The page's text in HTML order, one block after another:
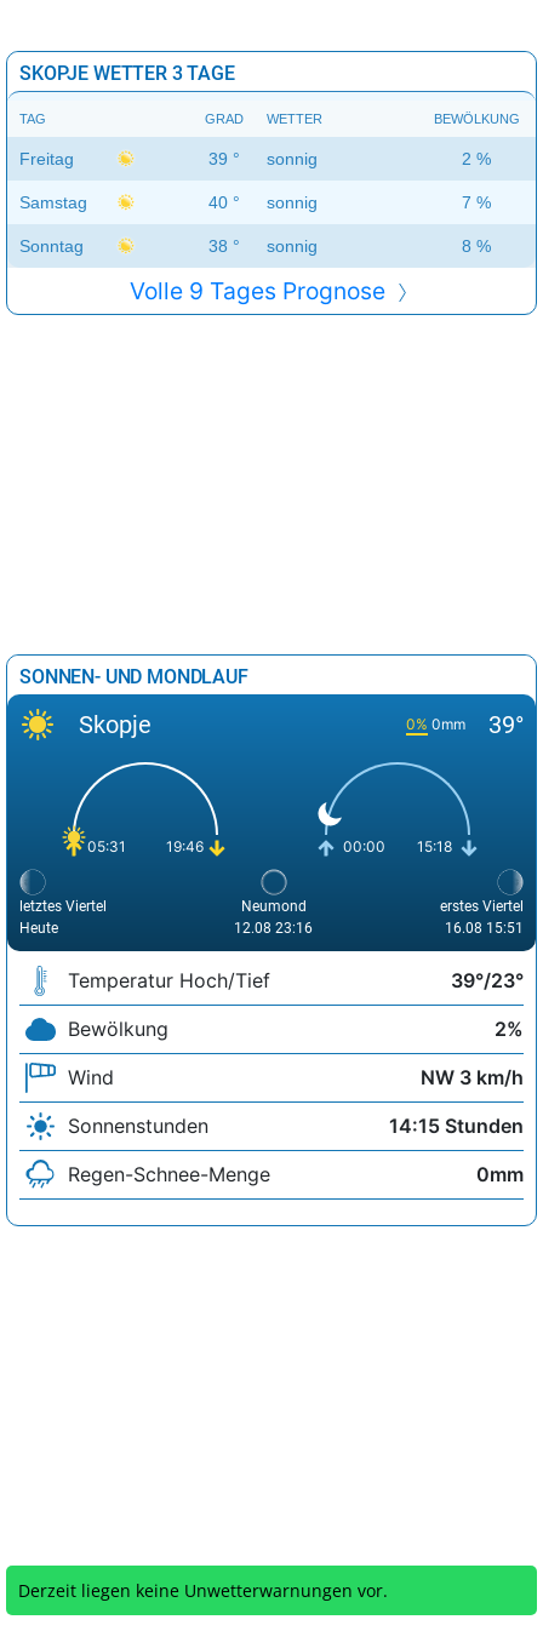
SKOPJE WETTER 3 TAGE
TAG GRAD WETTER BEWÖLKUNG
Freitag 39 ° sonnig 2 %
Samstag 40 ° sonnig 7 %
Sonntag 38 ° sonnig 8 %
Volle 9 Tages Prognose
SONNEN- UND MONDLAUF
Skopje 0% 0mm 39°
05:31 19:46 00:00 15:18
letztes Viertel
Heute
Neumond
12.08 23:16
erstes Viertel
16.08 15:51
Temperatur Hoch/Tief
39°/23°
Bewölkung
2%
Wind
NW 3 km/h
Sonnenstunden
14:15 Stunden
Regen-Schnee-Menge
0mm
Derzeit liegen keine Unwetterwarnungen vor.